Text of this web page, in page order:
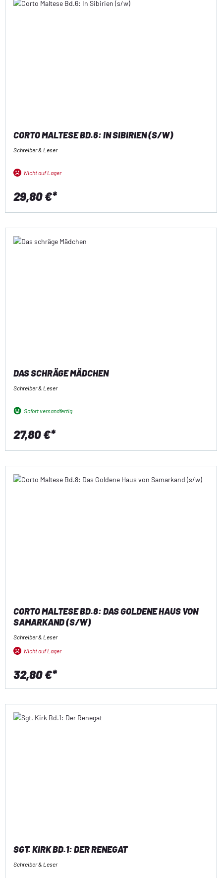
CORTO MALTESE BD.6: IN SIBIRIEN (S/W)
Schreiber & Leser
Nicht auf Lager
29,80 €*
DAS SCHRÄGE MÄDCHEN
Schreiber & Leser
Sofort versandfertig
27,80 €*
CORTO MALTESE BD.8: DAS GOLDENE HAUS VON
SAMARKAND (S/W)
Schreiber & Leser
Nicht auf Lager
32,80 €*
SGT. KIRK BD.1: DER RENEGAT
Schreiber & Leser